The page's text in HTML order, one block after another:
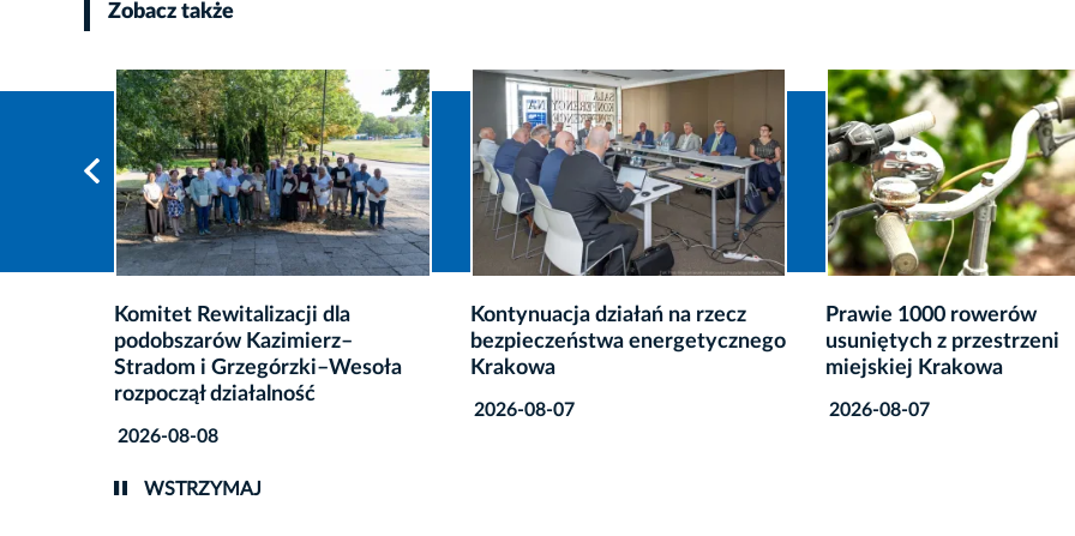
Zobacz także
Kontynuacja działań na rzecz
bezpieczeństwa energetycznego
Krakowa
2026-08-07
Prawie 1000 rowerów
usuniętych z przestrzeni
miejskiej Krakowa
2026-08-07
Rusza modernizacja
dwóch krakowskich
2026-08-07
WSTRZYMAJ